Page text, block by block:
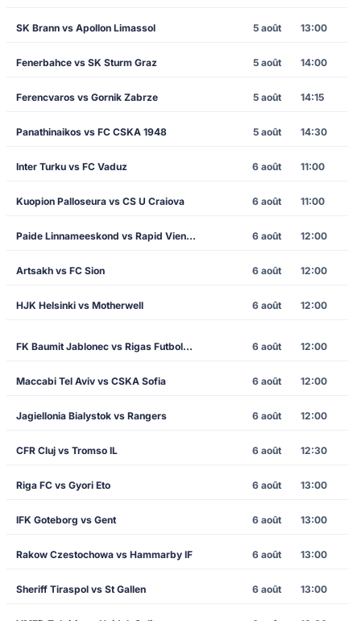
SK Brann vs Apollon Limassol 5 août 13:00
Fenerbahce vs SK Sturm Graz 5 août 14:00
Ferencvaros vs Gornik Zabrze 5 août 14:15
Panathinaikos vs FC CSKA 1948 5 août 14:30
Inter Turku vs FC Vaduz 6 août 11:00
Kuopion Palloseura vs CS U Craiova 6 août 11:00
Paide Linnameeskond vs Rapid Vienna 6 août 12:00
Artsakh vs FC Sion 6 août 12:00
HJK Helsinki vs Motherwell 6 août 12:00
FK Baumit Jablonec vs Rigas Futbola Skola 6 août 12:00
Maccabi Tel Aviv vs CSKA Sofia 6 août 12:00
Jagiellonia Bialystok vs Rangers 6 août 12:00
CFR Cluj vs Tromso IL 6 août 12:30
Riga FC vs Gyori Eto 6 août 13:00
IFK Goteborg vs Gent 6 août 13:00
Rakow Czestochowa vs Hammarby IF 6 août 13:00
Sheriff Tiraspol vs St Gallen 6 août 13:00